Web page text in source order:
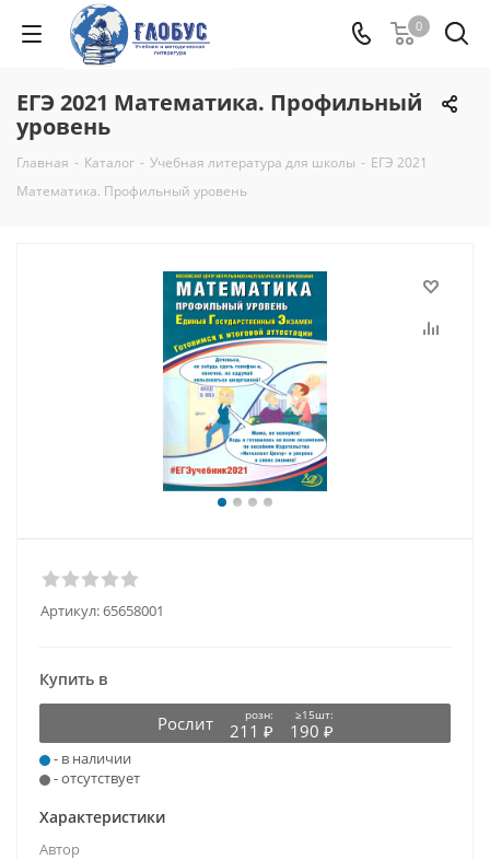
0
ЕГЭ 2021 Математика. Профильный
уровень
Главная - Каталог - Учебная литература для школы - ЕГЭ 2021
Математика. Профильный уровень
Артикул:65658001
Купить в
Рослит розн: ≥15шт:
211 ₽ 190 ₽
- в наличии
- отсутствует
Характеристики
Автор